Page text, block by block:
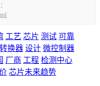
工艺 芯片 测试 可靠
转换器 设计 微控制器
厂商 工程 检测中心
芯片未来趋势